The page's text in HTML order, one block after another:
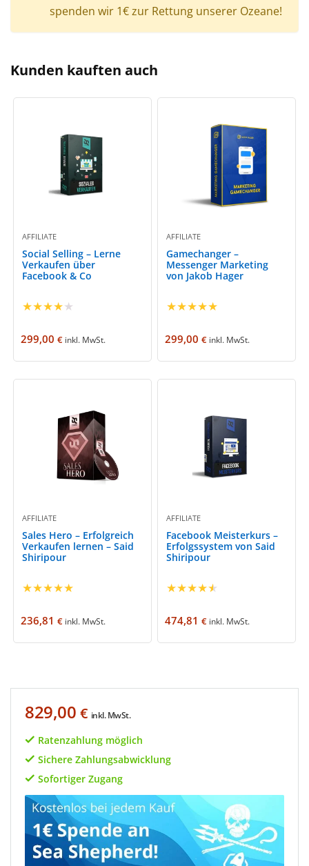
spenden wir 1€ zur Rettung unserer Ozeane!
Kunden kauften auch
AFFILIATE
Social Selling – Lerne
Verkaufen über
Facebook & Co
★★★★★
299,00€ inkl. MwSt.
AFFILIATE
Gamechanger –
Messenger Marketing
von Jakob Hager
★★★★★
299,00€ inkl. MwSt.
AFFILIATE
Sales Hero – Erfolgreich
Verkaufen lernen – Said
Shiripour
★★★★★
236,81€ inkl. MwSt.
AFFILIATE
Facebook Meisterkurs –
Erfolgssystem von Said
Shiripour
★★★★★
474,81€ inkl. MwSt.
829,00 € inkl. MwSt.
Ratenzahlung möglich
Sichere Zahlungsabwicklung
Sofortiger Zugang